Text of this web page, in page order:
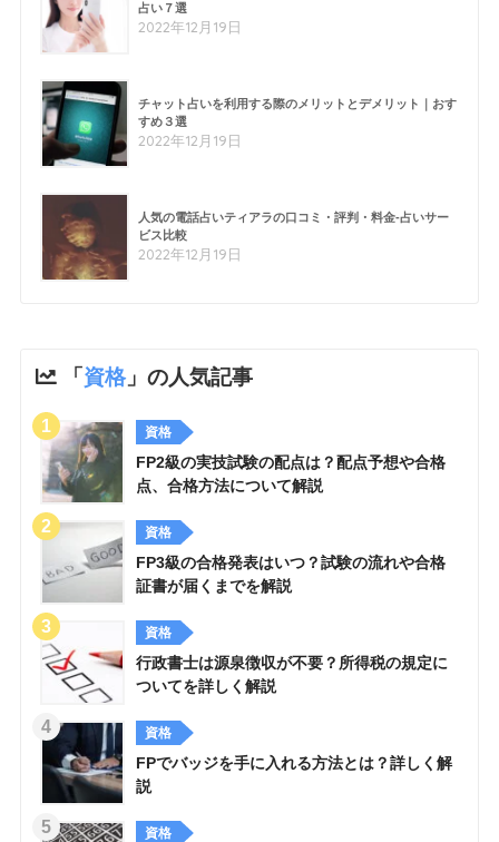
占い７選
2022年12月19日
チャット占いを利用する際のメリットとデメリット｜おす
すめ３選
2022年12月19日
人気の電話占いティアラの口コミ・評判・料金-占いサー
ビス比較
2022年12月19日
「資格」の人気記事
資格
FP2級の実技試験の配点は？配点予想や合格
点、合格方法について解説
資格
FP3級の合格発表はいつ？試験の流れや合格
証書が届くまでを解説
資格
行政書士は源泉徴収が不要？所得税の規定に
ついてを詳しく解説
資格
FPでバッジを手に入れる方法とは？詳しく解
説
資格